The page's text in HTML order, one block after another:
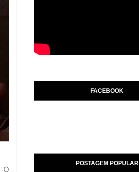
O
FACEBOOK
POSTAGEM POPULAR